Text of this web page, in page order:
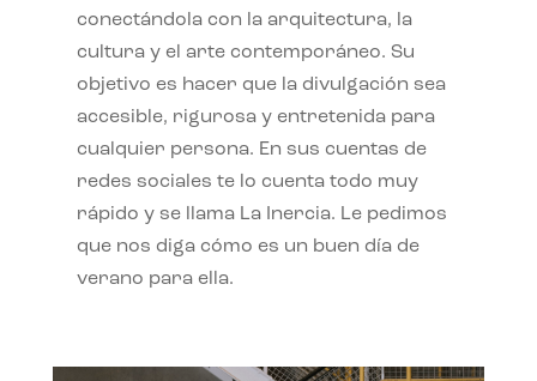
conectándola con la arquitectura, la
cultura y el arte contemporáneo. Su
objetivo es hacer que la divulgación sea
accesible, rigurosa y entretenida para
cualquier persona. En sus cuentas de
redes sociales te lo cuenta todo muy
rápido y se llama La Inercia. Le pedimos
que nos diga cómo es un buen día de
verano para ella.